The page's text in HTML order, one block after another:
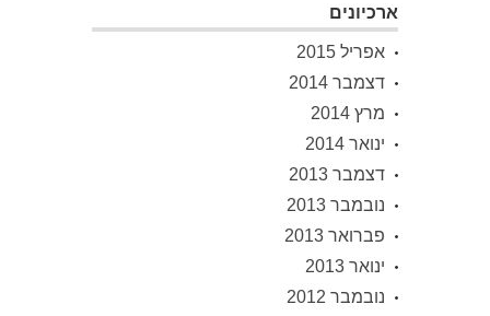
ארכיונים
אפריל 2015
דצמבר 2014
מרץ 2014
ינואר 2014
דצמבר 2013
נובמבר 2013
פברואר 2013
ינואר 2013
נובמבר 2012